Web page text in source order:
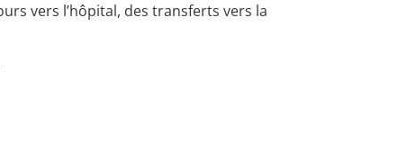
vers l’hôpital, des transferts vers la